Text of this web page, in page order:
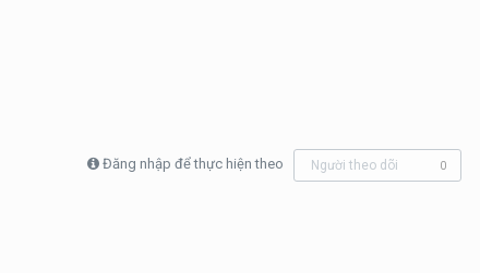
Đăng nhập để thực hiện theo Người theo dõi 0